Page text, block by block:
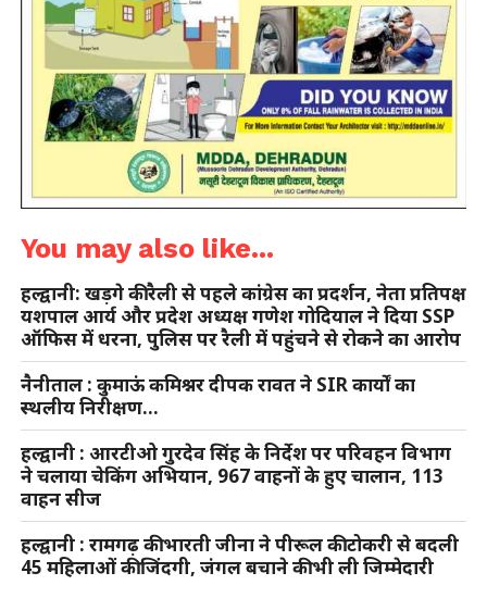
You may also like...
हल्द्वानी: खड़गे की रैली से पहले कांग्रेस का प्रदर्शन, नेता प्रतिपक्ष
यशपाल आर्य और प्रदेश अध्यक्ष गणेश गोदियाल ने दिया SSP
ऑफिस में धरना, पुलिस पर रैली में पहुंचने से रोकने का आरोप
नैनीताल : कुमाऊं कमिश्नर दीपक रावत ने SIR कार्यों का
स्थलीय निरीक्षण…
हल्द्वानी : आरटीओ गुरदेव सिंह के निर्देश पर परिवहन विभाग
ने चलाया चेकिंग अभियान, 967 वाहनों के हुए चालान, 113
वाहन सीज
हल्द्वानी : रामगढ़ की भारती जीना ने पीरूल की टोकरी से बदली
45 महिलाओं की जिंदगी, जंगल बचाने की भी ली जिम्मेदारी